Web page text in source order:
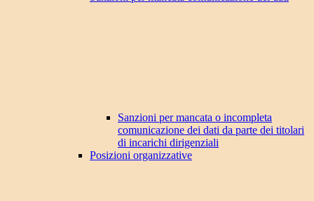
Sanzioni per mancata o incompleta
comunicazione dei dati da parte dei titolari
di incarichi dirigenziali
Posizioni organizzative